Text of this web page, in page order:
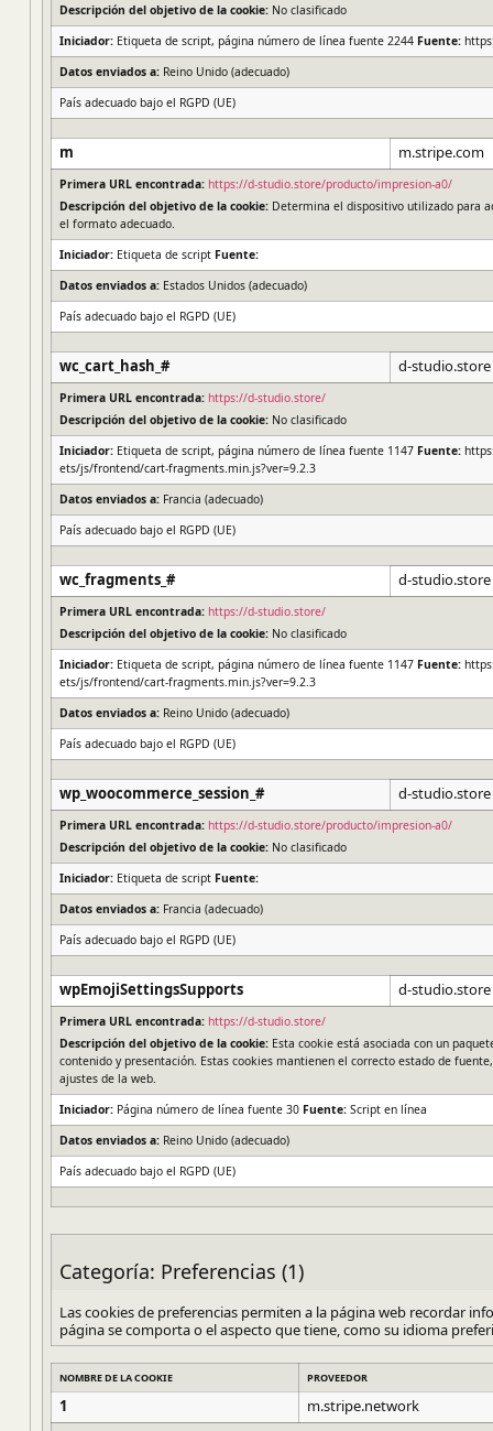
Descripción del objetivo de la cookie: No clasificado
Iniciador: Etiqueta de script, página número de línea fuente 2244 Fuente:
Datos enviados a: Reino Unido (adecuado)
País adecuado bajo el RGPD (UE)
m m.stripe.com
Primera URL encontrada: https://d-studio.store/producto/impresion-a0/
Descripción del objetivo de la cookie: Determina el dispositivo utilizado para
el formato adecuado.
Iniciador: Etiqueta de script Fuente:
Datos enviados a: Estados Unidos (adecuado)
País adecuado bajo el RGPD (UE)
wc_cart_hash_# d-studio.store
Primera URL encontrada: https://d-studio.store/
Descripción del objetivo de la cookie: No clasificado
Iniciador: Etiqueta de script, página número de línea fuente 1147 Fuente:
ets/js/frontend/cart-fragments.min.js?ver=9.2.3
Datos enviados a: Francia (adecuado)
País adecuado bajo el RGPD (UE)
wc_fragments_# d-studio.store
Primera URL encontrada: https://d-studio.store/
Descripción del objetivo de la cookie: No clasificado
Iniciador: Etiqueta de script, página número de línea fuente 1147 Fuente:
ets/js/frontend/cart-fragments.min.js?ver=9.2.3
Datos enviados a: Reino Unido (adecuado)
País adecuado bajo el RGPD (UE)
wp_woocommerce_session_# d-studio.store
Primera URL encontrada: https://d-studio.store/producto/impresion-a0/
Descripción del objetivo de la cookie: No clasificado
Iniciador: Etiqueta de script Fuente:
Datos enviados a: Francia (adecuado)
País adecuado bajo el RGPD (UE)
wpEmojiSettingsSupports d-studio.store
Primera URL encontrada: https://d-studio.store/
Descripción del objetivo de la cookie: Esta cookie está asociada con un
contenido y presentación. Estas cookies mantienen el correcto estado de
ajustes de la web.
Iniciador: Página número de línea fuente 30 Fuente: Script en línea
Datos enviados a: Reino Unido (adecuado)
País adecuado bajo el RGPD (UE)
Categoría: Preferencias (1)
Las cookies de preferencias permiten a la página web recordar
página se comporta o el aspecto que tiene, como su idioma
NOMBRE DE LA COOKIE PROVEEDOR
1 m.stripe.network